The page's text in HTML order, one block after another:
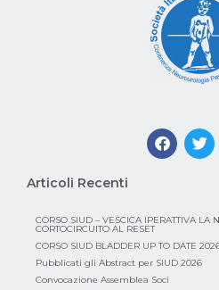
Articoli Recenti
CORSO SIUD – VESCICA IPERATTIVA LA
CORTOCIRCUITO AL RESET
CORSO SIUD BLADDER UP TO DATE
Pubblicati gli Abstract per SIUD 2026
Convocazione Assemblea Soci